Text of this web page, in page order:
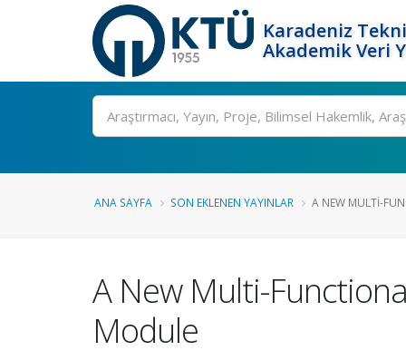
Karadeniz
Akademik Veri
Ara
ANA SAYFA SON EKLENEN YAYINLAR A NEW MULTI-
A New Multi-
Module